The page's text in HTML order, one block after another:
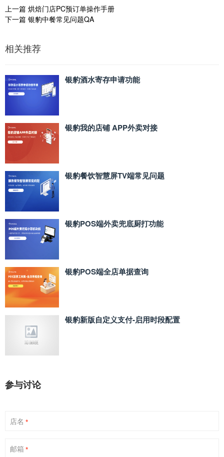
上一篇 烘焙门店PC预订单操作手册
下一篇 银豹中餐常见问题QA
相关推荐
银豹酒水寄存申请功能
银豹我的店铺 APP外卖对接
银豹餐饮智慧屏TV端常见问题
银豹POS端外卖兜底厨打功能
银豹POS端全店单据查询
银豹新版自定义支付‑启用时段配置
参与讨论
店名 *
邮箱 *